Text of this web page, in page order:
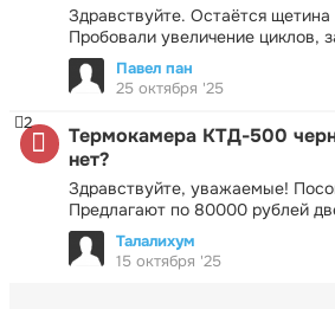
Здравствуйте. Остаётся
Пробовали увеличение циклов,
Павел пан
25 октября '25
Термокамера КТД-500
нет?
Здравствуйте, уважаемые!
Предлагают по 80000 рублей
2
Талалихум
15 октября '25